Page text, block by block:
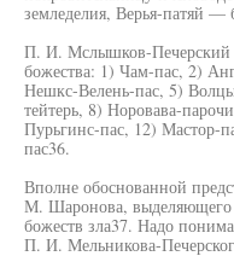
земледелия, Верья-патяй —
П. И. Мслышков-Печерский
божества: 1) Чам-пас, 2)
Нешкс-Велень-пас, 5)
тейтерь, 8) Норовава-
Пурьгинс-пас, 12) Мастор-
пас36.
Вполне обоснованной
М. Шаронова, выделяющего
божеств зла37. Надо
П. И. Мельникова-